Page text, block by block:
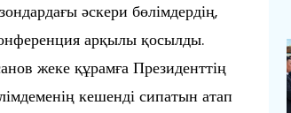
әскери бөлімдердің,
арқылы қосылды.
жеке құрамға Президенттің
кешенді сипатын атап